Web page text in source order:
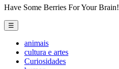
Have Some Berries For Your Brain!
☰
animais
cultura e artes
Curiosidades